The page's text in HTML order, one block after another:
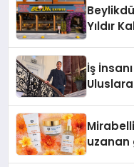
Yıldır
İş
uzanan